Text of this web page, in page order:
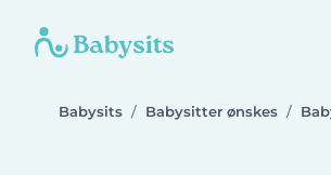
Babysits Babysitter ønskes